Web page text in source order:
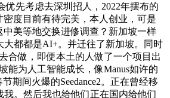
先考虑去深圳招人，2022年摆布的
度目前有待完美，本人创业，可是
美等地交换进修调查？新加坡一样
大都都是AI+。并迁往了新加坡。同时
合做，即便本土的人做了一个项目出
能为人工智能成长，像Manus如许的
期间火爆的Seedance2。正在曾经移
。然后我也给他们正在国内给他们